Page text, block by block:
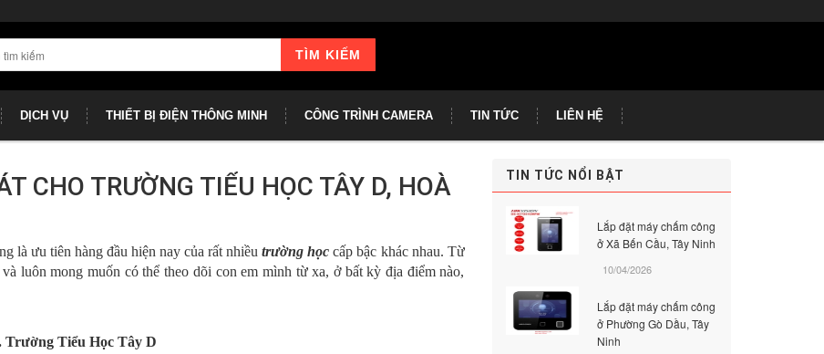
TÌM KIẾM
DỊCH VỤ THIẾT BỊ ĐIỆN THÔNG MINH CÔNG TRÌNH CAMERA TIN TỨC LIÊN HỆ
CHO TRƯỜNG TIỂU HỌC TÂY D, HOÀ
là ưu tiên hàng đầu hiện nay của rất nhiềutrường học cấp bậc khác nhau. Từ
luôn mong muốn có thể theo dõi con em mình từ xa, ở bất kỳ địa điểm nào,
Trường Tiểu Học Tây D
TIN TỨC NỔI BẬT
Lắp đặt máy chấm công
ở Xã Bến Cầu, Tây Ninh
10/04/2026
Lắp đặt máy chấm công
ở Phường Gò Dầu, Tây
Ninh